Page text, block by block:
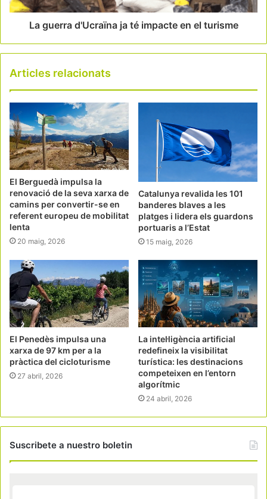
La guerra d'Ucraïna ja té impacte en el turisme
Articles relacionats
El Berguedà impulsa la
renovació de la seva xarxa de
camins per convertir-se en
referent europeu de mobilitat
lenta
20 maig, 2026
Catalunya revalida les 101
banderes blaves a les
platges i lidera els guardons
portuaris a l’Estat
15 maig, 2026
El Penedès impulsa una
xarxa de 97 km per a la
pràctica del cicloturisme
27 abril, 2026
La intel·ligència artificial
redefineix la visibilitat
turística: les destinacions
competeixen en l’entorn
algorítmic
24 abril, 2026
Suscribete a nuestro boletin